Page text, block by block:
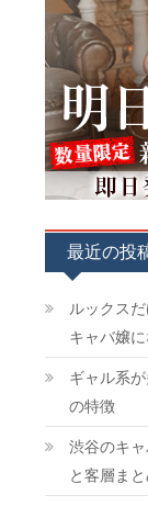
最近の投
ルックス
キャバ嬢
ギャル系
の特徴
渋谷のキ
と客層ま